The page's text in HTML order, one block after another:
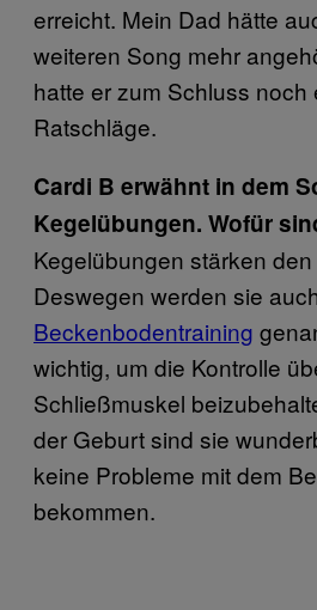
erreicht. Mein Dad hätte
weiteren Song mehr
hatte er zum Schluss noch
Ratschläge.
Cardi B erwähnt in dem
Kegelübungen. Wofür
Kegelübungen stärken
Deswegen werden sie
Beckenbodentraining
wichtig, um die Kontrolle
Schließmuskel
der Geburt sind sie
keine Probleme mit dem
bekommen.